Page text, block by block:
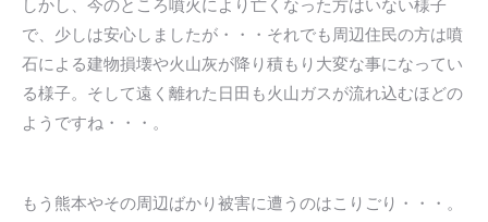
しかし、今のところ噴火により亡くなった方はいない様子
で、少しは安心しましたが・・・それでも周辺住民の方は噴
石による建物損壊や火山灰が降り積もり大変な事になってい
る様子。そして遠く離れた日田も火山ガスが流れ込むほどの
ようですね・・・。
もう熊本やその周辺ばかり被害に遭うのはこりごり・・・。